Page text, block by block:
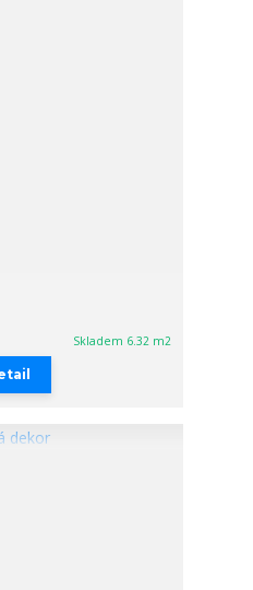
Skladem 6.32 m2